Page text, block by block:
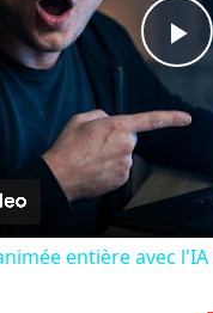
entière avec